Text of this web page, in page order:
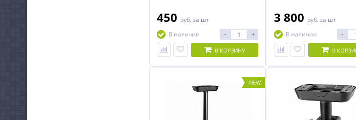
450 руб. за шт
В наличии
- +
В КОРЗИНУ
3 800 руб. за шт
В наличии
-
В
NEW